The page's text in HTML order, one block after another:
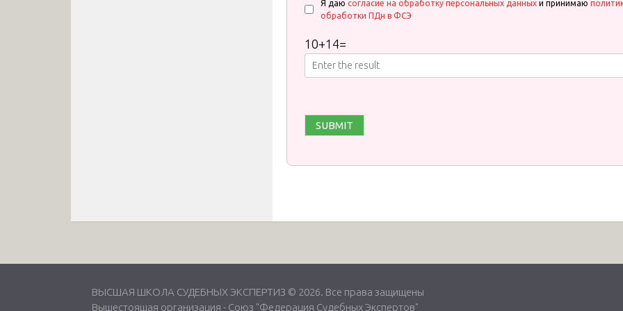
Я даю согласие на обработку персональных данных и принимаю
обработки ПДн в ФСЭ
10+14=
ВЫСШАЯ ШКОЛА СУДЕБНЫХ ЭКСПЕРТИЗ © 2026. Все права защищены
Вышестоящая организация - Союз "Федерация Судебных Экспертов"